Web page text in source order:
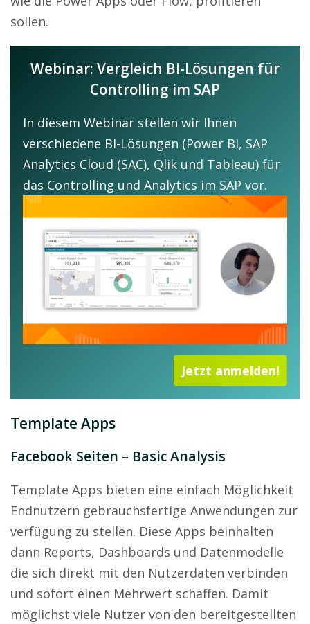
sollen.
Webinar: Vergleich BI-Lösungen für
Controlling im SAP
In diesem Webinar stellen wir Ihnen
verschiedene BI-Lösungen (Power BI, SAP
Analytics Cloud (SAC), Qlik und Tableau) für
das Controlling und Analytics im SAP vor.
Jetzt anmelden!
Template Apps
Facebook Seiten – Basic Analysis
Template Apps bieten eine einfach Möglichkeit
Endnutzern gebrauchsfertige Anwendungen zur
verfügung zu stellen. Diese Apps beinhalten
dann Reports, Dashboards und Datenmodelle
die sich direkt mit den Nutzerdaten verbinden
und sofort einen Mehrwert schaffen. Damit
möglichst viele Nutzer von den bereitgestellten